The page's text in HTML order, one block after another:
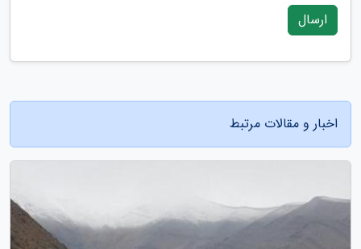
ارسال
اخبار و مقالات مرتبط